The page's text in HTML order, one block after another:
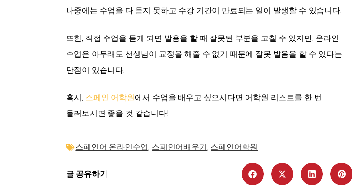
나중에는 수업을 다 듣지 못하고 수강 기간이 만료되는 일이 발생할 수 있습니다.
또한, 직접 수업을 듣게 되면 발음을 할 때 잘못된 부분을 고칠 수 있지만, 온라인
수업은 아무래도 선생님이 교정을 해줄 수 없기 때문에 잘못 발음을 할 수 있다는
단점이 있습니다.
혹시, 스페인 어학원에서 수업을 배우고 싶으시다면 어학원 리스트를 한 번
둘러보시면 좋을 것 같습니다!
스페인어 온라인수업 스페인어배우기 스페인어학원
글 공유하기